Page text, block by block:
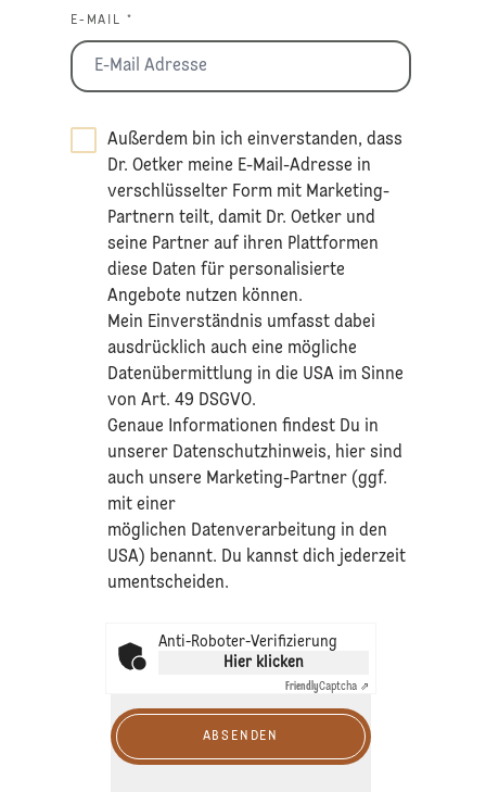
E-MAIL *
Außerdem bin ich einverstanden, dass
Dr. Oetker meine E-Mail-Adresse in
verschlüsselter Form mit Marketing-
Partnern teilt, damit Dr. Oetker und
seine Partner auf ihren Plattformen
diese Daten für personalisierte
Angebote nutzen können.
Mein Einverständnis umfasst dabei
ausdrücklich auch eine mögliche
Datenübermittlung in die USA im Sinne
von Art. 49 DSGVO.​
​Genaue Informationen findest Du in
unserer Datenschutzhinweis, hier sind
auch unsere Marketing-Partner (ggf.
mit einer
möglichen Datenverarbeitung in den
USA) benannt. Du kannst dich jederzeit
umentscheiden.
Anti-Roboter-Verifizierung
Hier klicken
FriendlyCaptcha ⇗
ABSENDEN